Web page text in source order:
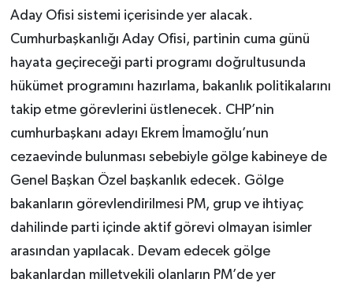
Aday Ofisi sistemi içerisinde yer alacak.
Cumhurbaşkanlığı Aday Ofisi, partinin cuma günü
hayata geçireceği parti programı doğrultusunda
hükümet programını hazırlama, bakanlık politikalarını
takip etme görevlerini üstlenecek. CHP’nin
cumhurbaşkanı adayı Ekrem İmamoğlu’nun
cezaevinde bulunması sebebiyle gölge kabineye de
Genel Başkan Özel başkanlık edecek. Gölge
bakanların görevlendirilmesi PM, grup ve ihtiyaç
dahilinde parti içinde aktif görevi olmayan isimler
arasından yapılacak. Devam edecek gölge
bakanlardan milletvekili olanların PM’de yer